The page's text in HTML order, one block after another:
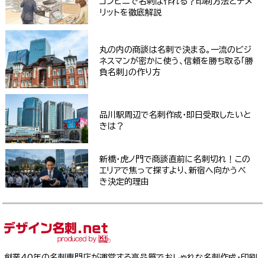
リットを徹底解説
丸の内の商談は名刺で決まる。一流のビジ
ネスマンが密かに使う、信頼を勝ち取る「勝
負名刺」の作り方
品川駅周辺で名刺作成・即日受取したいと
きは？
新橋・虎ノ門で商談直前に名刺切れ！この
エリアで焦って探すより、新宿へ向かうべ
き決定的理由